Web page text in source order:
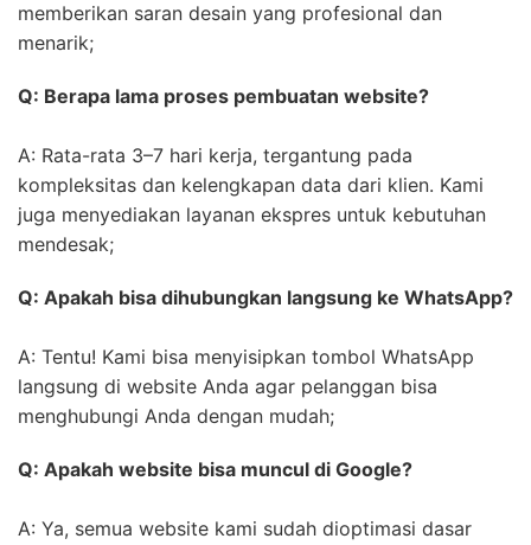
memberikan saran desain yang profesional dan
menarik;
Q: Berapa lama proses pembuatan website?
A: Rata-rata 3–7 hari kerja, tergantung pada
kompleksitas dan kelengkapan data dari klien. Kami
juga menyediakan layanan ekspres untuk kebutuhan
mendesak;
Q: Apakah bisa dihubungkan langsung ke WhatsApp?
A: Tentu! Kami bisa menyisipkan tombol WhatsApp
langsung di website Anda agar pelanggan bisa
menghubungi Anda dengan mudah;
Q: Apakah website bisa muncul di Google?
A: Ya, semua website kami sudah dioptimasi dasar